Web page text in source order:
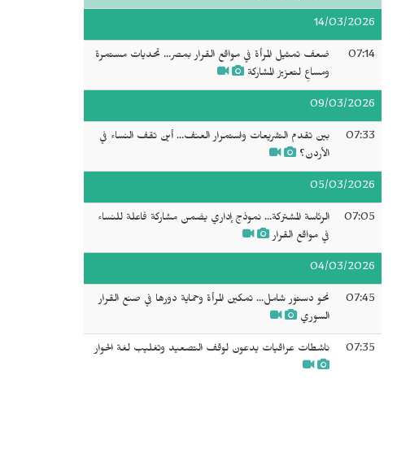
14/03/2026
07:14
ضعف تمثيل المرأة في مواقع القرار بمصر... تحديات مستمرة
ومساعٍ لتعزيز المشاركة
09/03/2026
07:33
بين تقدم التشريعات واستمرار العنف... أين تقف النساء في
الأردن؟
05/03/2026
07:05
الرئاسة المشتركة... نموذج إداري يضمن مشاركة فاعلة للنساء
في مواقع القرار
04/03/2026
07:45
نحو دستور شامل... تمكين المرأة وحماية دورها في صنع القرار
السوري
07:35 ناشطات عراقيات يدعون لوقف التصعيد وتغليب لغة الحوار